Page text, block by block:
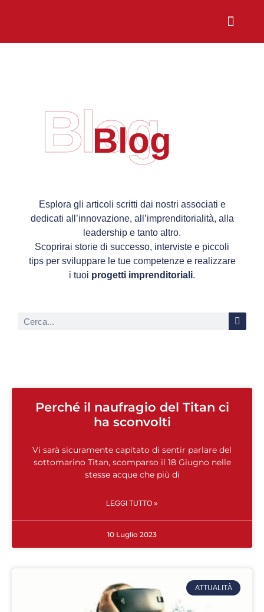
Blog
Blog
Esplora gli articoli scritti dai nostri associati e
dedicati all’innovazione, all’imprenditorialità, alla
leadership e tanto altro.
Scoprirai storie di successo, interviste e piccoli
tips per sviluppare le tue competenze e realizzare
i tuoi progetti imprenditoriali.
Perché il naufragio del Titan ci
ha sconvolti
Vi sarà sicuramente capitato di sentir parlare del
sottomarino Titan, scomparso il 18 Giugno nelle
stesse acque che più di
LEGGI TUTTO »
10 Luglio 2023
ATTUALITÀ